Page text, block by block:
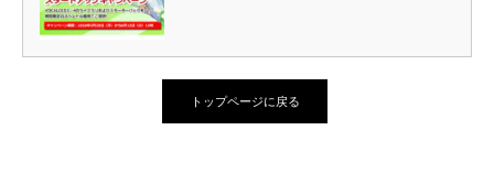
トップページに戻る